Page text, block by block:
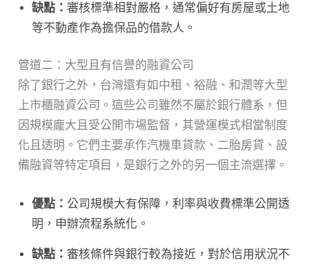
缺點：審核標準相對嚴格，通常偏好有房屋或土地
等不動產作為擔保品的借款人。
管道二：大型且有信譽的融資公司
除了銀行之外，台灣還有如中租、裕融、和潤等大型
上市櫃融資公司。這些公司雖然不屬於銀行體系，但
因規模龐大且受公開市場監督，其營運模式相當制度
化且透明。它們主要承作汽機車貸款、二胎房貸、設
備融資等特定項目，是銀行之外的另一個主流選擇。
優點： 公司規模大有保障，利率與收費標準公開透
明，申辦流程系統化。
缺點：審核條件與銀行較為接近，對於信用狀況不